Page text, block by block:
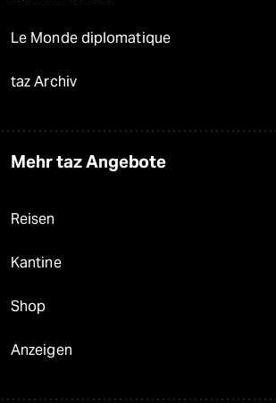
Le Monde diplomatique
taz Archiv
Mehr taz Angebote
Reisen
Kantine
Shop
Anzeigen